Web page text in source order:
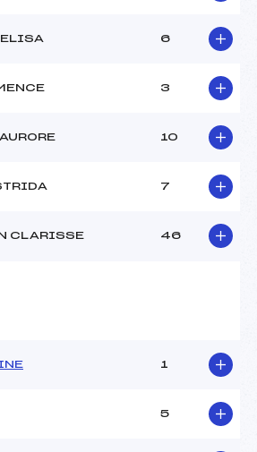
6
3
10
7
CLARISSE 46
1
5